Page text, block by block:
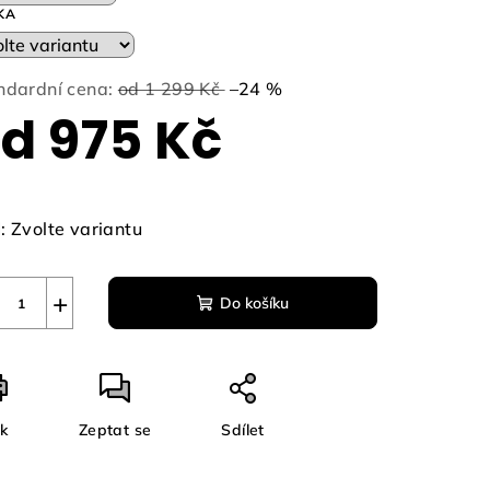
cena: od 1 299 Kč –24 %
975 Kč
Zvolte variantu
+ Do košíku
Zeptat se Sdílet